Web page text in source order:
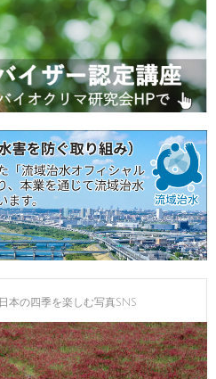
日本の四季を楽しむ写真SNS